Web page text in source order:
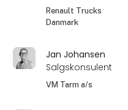
Renault Trucks
Danmark
Jan Johansen
Salgskonsulent
VM Tarm a/s